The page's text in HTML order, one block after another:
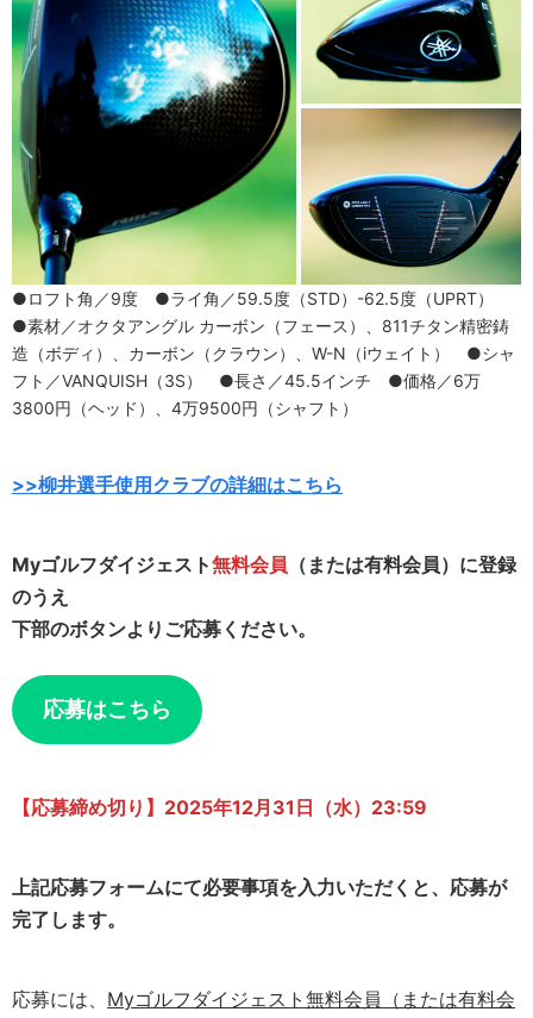
●ロフト角／9度 ●ライ角／59.5度（STD）-62.5度（UPRT）
●素材／オクタアングル カーボン（フェース）、811チタン精密鋳
造（ボディ）、カーボン（クラウン）、W-N（iウェイト） ●シャ
フト／VANQUISH（3S） ●長さ／45.5インチ ●価格／6万
3800円（ヘッド）、4万9500円（シャフト）
>>柳井選手使用クラブの詳細はこちら
Myゴルフダイジェスト無料会員 （または有料会員）に登録
のうえ
下部のボタンよりご応募ください。
応募はこちら
【応募締め切り】2025年12月 31日（水）23:59
上記応募フォームにて必要事項を入力いただくと、応募が
完了します。
応募には、 Myゴルフダイジェスト無料会員（または有料会